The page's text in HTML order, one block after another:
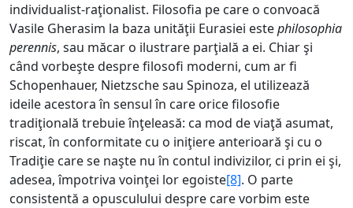
individualist-raţionalist. Filosofia pe care o convoacă
Vasile Gherasim la baza unităţii Eurasiei estephilosophia
perennis, sau măcar o ilustrare parţială a ei. Chiar şi
când vorbeşte despre filosofi moderni, cum ar fi
Schopenhauer, Nietzsche sau Spinoza, el utilizează
ideile acestora în sensul în care orice filosofie
tradiţională trebuie înţeleasă: ca mod de viaţă asumat,
riscat, în conformitate cu o iniţiere anterioară şi cu o
Tradiţie care se naşte nu în contul indivizilor, ci prin ei şi,
adesea, împotriva voinţei lor egoiste[8]. O parte
consistentă a opusculului despre care vorbim este